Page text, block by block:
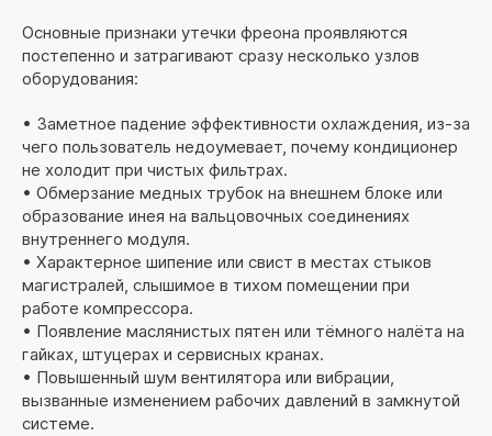
Основные признаки утечки фреона проявляются
постепенно и затрагивают сразу несколько узлов
оборудования:
• Заметное падение эффективности охлаждения, из-за
чего пользователь недоумевает, почему кондиционер
не холодит при чистых фильтрах.
• Обмерзание медных трубок на внешнем блоке или
образование инея на вальцовочных соединениях
внутреннего модуля.
• Характерное шипение или свист в местах стыков
магистралей, слышимое в тихом помещении при
работе компрессора.
• Появление маслянистых пятен или тёмного налёта на
гайках, штуцерах и сервисных кранах.
• Повышенный шум вентилятора или вибрации,
вызванные изменением рабочих давлений в замкнутой
системе.